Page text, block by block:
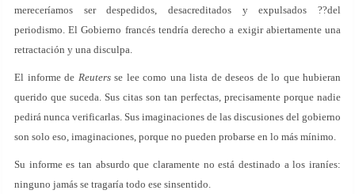
mereceríamos ser despedidos, desacreditados y expulsados ??del
periodismo. El Gobierno francés tendría derecho a exigir abiertamente una
retractación y una disculpa.
El informe de Reutersse lee como una lista de deseos de lo que hubieran
querido que suceda. Sus citas son tan perfectas, precisamente porque nadie
pedirá nunca verificarlas. Sus imaginaciones de las discusiones del gobierno
son solo eso, imaginaciones, porque no pueden probarse en lo más mínimo.
Su informe es tan absurdo que claramente no está destinado a los iraníes:
ninguno jamás se tragaría todo ese sinsentido.